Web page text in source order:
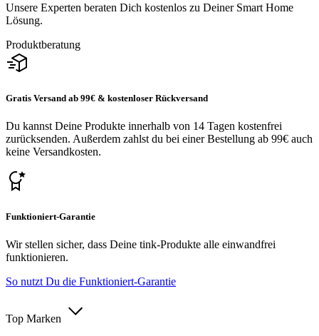
Unsere Experten beraten Dich kostenlos zu Deiner Smart Home
Lösung.
Produktberatung
Gratis Versand ab 99€ & kostenloser Rückversand
Du kannst Deine Produkte innerhalb von 14 Tagen kostenfrei
zurücksenden. Außerdem zahlst du bei einer Bestellung ab 99€ auch
keine Versandkosten.
Funktioniert-Garantie
Wir stellen sicher, dass Deine tink-Produkte alle einwandfrei
funktionieren.
So nutzt Du die Funktioniert-Garantie
Top Marken